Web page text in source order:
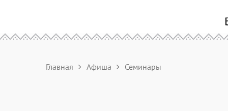
Главная Афиша Семинары